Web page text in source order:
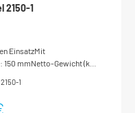
2150-1
EinsatzMit
mmNetto-Gewicht (kg):
2150-1